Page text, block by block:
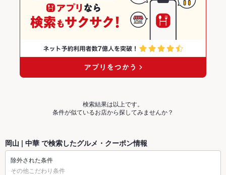
検索結果は以上です。
条件が似ているお店から探してみませんか？
岡山 | 中華 で検索したグルメ・クーポン情報
除外された条件
その他こだわり条件